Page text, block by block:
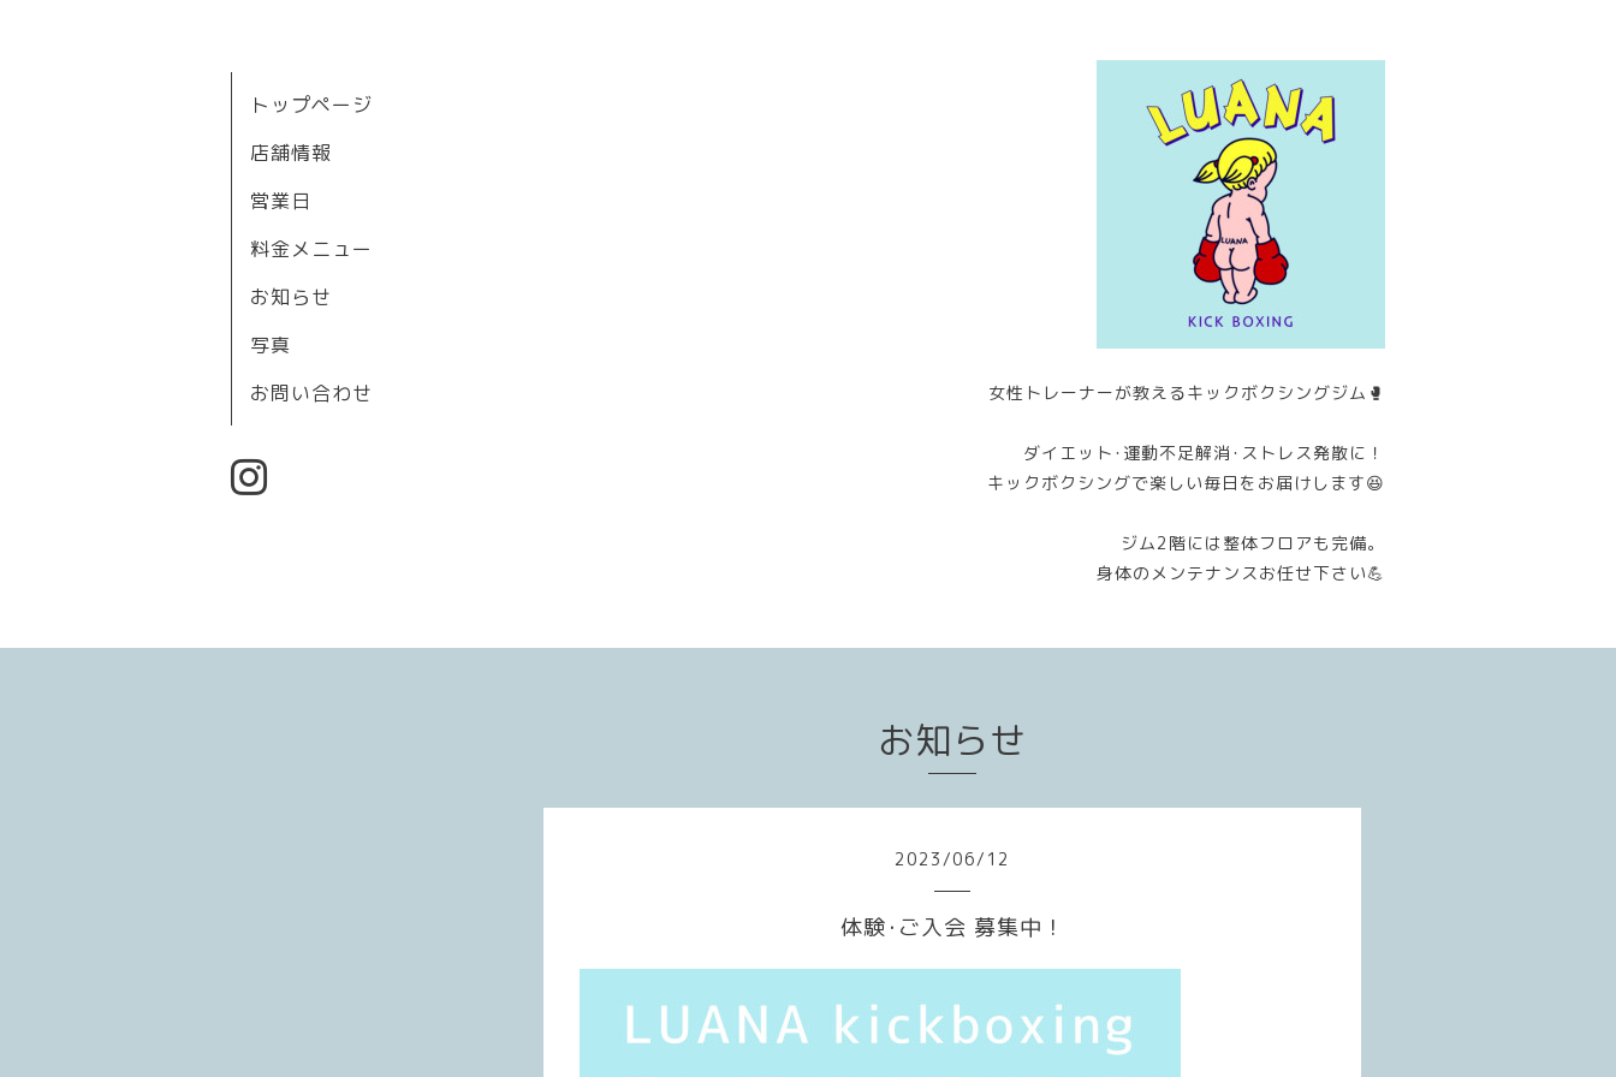
女性トレーナーが教えるキックボクシングジム🥊
ダイエット･運動不足解消･ストレス発散に！
キックボクシングで楽しい毎日をお届けします😆
ジム2階には整体フロアも完備。
身体のメンテナンスお任せ下さい💪
トップページ
店舗情報
営業日
料金メニュー
お知らせ
写真
お問い合わせ
お知らせ
2023/06/ 12
体験･ご入会 募集中！